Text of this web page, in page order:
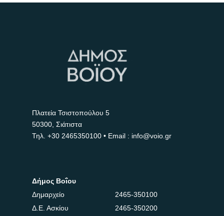
Πλατεία Τσιστοπούλου 5
50300, Σιάτιστα
Τηλ. +30 2465350100 • Email : info@voio.gr
Δήμος Βοΐου
Δημαρχείο
2465-350100
Δ.Ε. Ασκίου
2465-350200